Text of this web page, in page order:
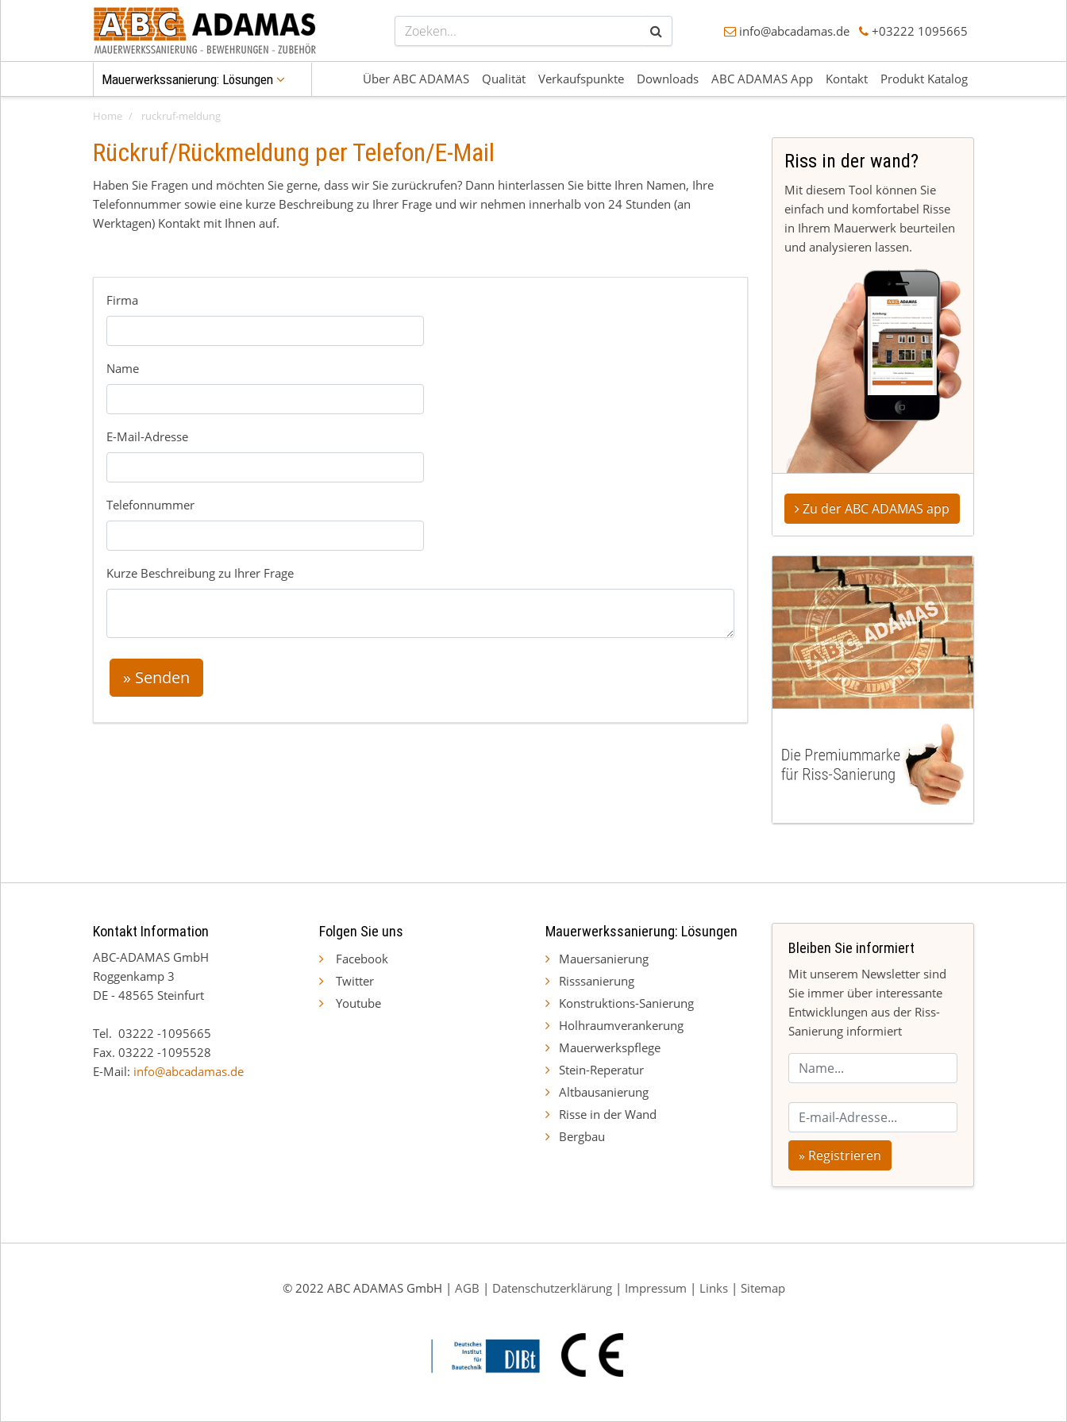
info@abcadamas.de +03222 1095665
Mauerwerkssanierung: Lösungen Über ABC ADAMAS Qualität Verkaufspunkte Downloads ABC ADAMAS App Kontakt Produkt Katalog
Home ruckruf-meldung
Rückruf/Rückmeldung per Telefon/E-Mail
Haben Sie Fragen und möchten Sie gerne, dass wir Sie zurückrufen? Dann hinterlassen Sie bitte Ihren Namen, Ihre
Telefonnummer sowie eine kurze Beschreibung zu Ihrer Frage und wir nehmen innerhalb von 24 Stunden (an
Werktagen) Kontakt mit Ihnen auf.
Firma
Name
E-Mail-Adresse
Telefonnummer
Kurze Beschreibung zu Ihrer Frage
» Senden
Riss in der wand?
Mit diesem Tool können Sie
einfach und komfortabel Risse
in Ihrem Mauerwerk beurteilen
und analysieren lassen.
Zu der ABC ADAMAS app
Kontakt Information
ABC-ADAMAS GmbH
Roggenkamp 3
DE - 48565 Steinfurt
Tel. 03222 -1095665
Fax. 03222 -1095528
E-Mail: info@abcadamas.de
Folgen Sie uns
Facebook
Twitter
Youtube
Mauerwerkssanierung: Lösungen
Mauersanierung
Risssanierung
Konstruktions-Sanierung
Holhraumverankerung
Mauerwerkspflege
Stein-Reperatur
Altbausanierung
Risse in der Wand
Bergbau
Bleiben Sie informiert
Mit unserem Newsletter sind
Sie immer über interessante
Entwicklungen aus der Riss-
Sanierung informiert
» Registrieren
© 2022 ABC ADAMAS GmbH | AGB | Datenschutzerklärung| Impressum | Links| Sitemap